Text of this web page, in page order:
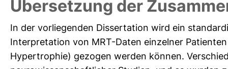
Übersetzung der
In der vorliegenden Dissertation wird ein
Interpretation von MRT-Daten einzelner
Hypertrophie) gezogen werden können.